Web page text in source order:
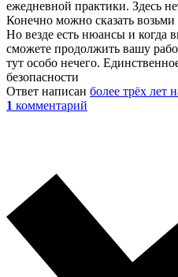
ежедневной практики. Здесь
Конечно можно сказать
Но везде есть нюансы и когда
сможете продолжить вашу
тут особо нечего.
безопасности
Ответ написан более трёх лет
1 комментарий